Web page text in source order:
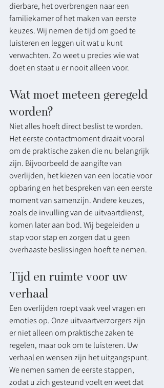
dierbare, het overbrengen naar een
familiekamer of het maken van eerste
keuzes. Wij nemen de tijd om goed te
luisteren en leggen uit wat u kunt
verwachten. Zo weet u precies wie wat
doet en staat u er nooit alleen voor.
Wat moet meteen geregeld
worden?
Niet alles hoeft direct beslist te worden.
Het eerste contactmoment draait vooral
om de praktische zaken die nu belangrijk
zijn. Bijvoorbeeld de aangifte van
overlijden, het kiezen van een locatie voor
opbaring en het bespreken van een eerste
moment van samenzijn. Andere keuzes,
zoals de invulling van de uitvaartdienst,
komen later aan bod. Wij begeleiden u
stap voor stap en zorgen dat u geen
overhaaste beslissingen hoeft te nemen.
Tijd en ruimte voor uw
verhaal
Een overlijden roept vaak veel vragen en
emoties op. Onze uitvaartverzorgers zijn
er niet alleen om praktische zaken te
regelen, maar ook om te luisteren. Uw
verhaal en wensen zijn het uitgangspunt.
We nemen samen de eerste stappen,
zodat u zich gesteund voelt en weet dat